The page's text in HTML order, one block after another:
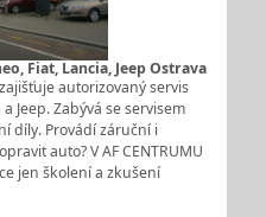
Fiat, Lancia, Jeep Ostrava
autorizovaný servis
Jeep. Zabývá se servisem
díly. Provádí záruční i
auto? V AF CENTRUMU
jen školení a zkušení